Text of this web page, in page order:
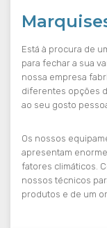
Está à procura de
para fechar a sua
nossa empresa
diferentes opções
ao seu gosto
Os nossos
apresentam
fatores climáticos.
nossos técnicos
produtos e de um